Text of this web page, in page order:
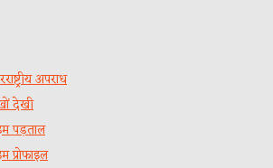
अपराध
देखी
पड़ताल
प्रोफाइल